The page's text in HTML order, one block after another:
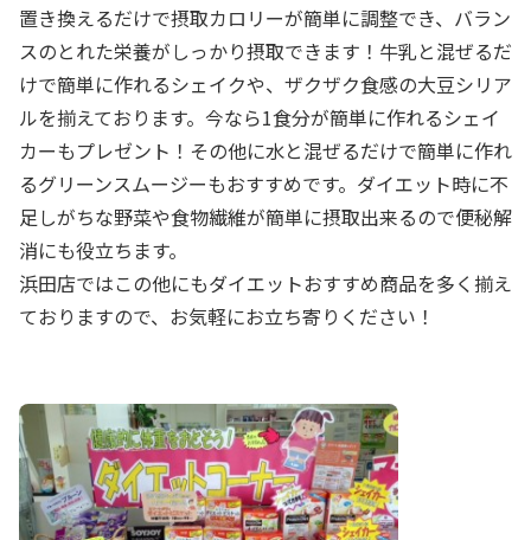
置き換えるだけで摂取カロリーが簡単に調整でき、バラン
スのとれた栄養がしっかり摂取できます！牛乳と混ぜるだ
けで簡単に作れるシェイクや、ザクザク食感の大豆シリア
ルを揃えております。今なら1食分が簡単に作れるシェイ
カーもプレゼント！その他に水と混ぜるだけで簡単に作れ
るグリーンスムージーもおすすめです。ダイエット時に不
足しがちな野菜や食物繊維が簡単に摂取出来るので便秘解
消にも役立ちます。
浜田店ではこの他にもダイエットおすすめ商品を多く揃え
ておりますので、お気軽にお立ち寄りください！